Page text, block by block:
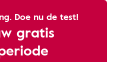
Doe nu de test!
gratis